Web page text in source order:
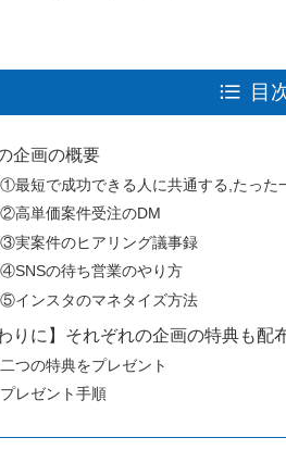
目
企画の概要
①最短で成功できる人に共通する,たった
②高単価案件受注のDM
③実案件のヒアリング議事録
④SNSの待ち営業のやり方
⑤インスタのマネタイズ方法
わりに】それぞれの企画の特典も配
二つの特典をプレゼント
プレゼント手順